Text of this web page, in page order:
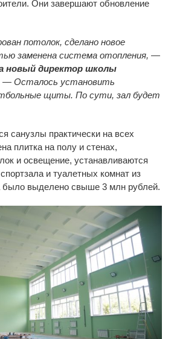
Они завершают обновление
потолок, сделано новое
заменена система отопления, —
новый директор школы
— Осталось установить
щиты. По сути, зал будет
санузлы практически на всех
плитка на полу и стенах,
и освещение, устанавливаются
и туалетных комнат из
было выделено свыше 3 млн рублей.